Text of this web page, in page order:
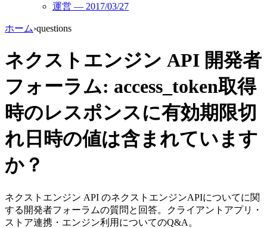
運営 — 2017/03/27
ホーム›questions
ネクストエンジン API 開発者
フォーラム: access_token取得
時のレスポンスに有効期限切
れ日時の値は含まれています
か？
ネクストエンジン API のネクストエンジンAPIについてに関
する開発者フォーラムの質問と回答。クライアントアプリ・
ストア連携・エンジン利用についてのQ&A。